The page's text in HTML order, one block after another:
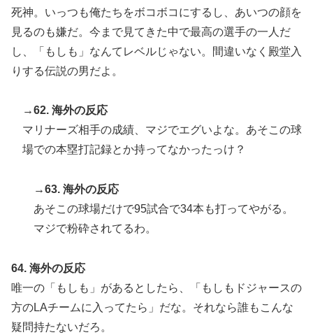
死神。いっつも俺たちをボコボコにするし、あいつの顔を
見るのも嫌だ。今まで見てきた中で最高の選手の一人だ
し、「もしも」なんてレベルじゃない。間違いなく殿堂入
りする伝説の男だよ。
→62. 海外の反応
マリナーズ相手の成績、マジでエグいよな。あそこの球
場での本塁打記録とか持ってなかったっけ？
→63. 海外の反応
あそこの球場だけで95試合で34本も打ってやがる。
マジで粉砕されてるわ。
64. 海外の反応
唯一の「もしも」があるとしたら、「もしもドジャースの
方のLAチームに入ってたら」だな。それなら誰もこんな
疑問持たないだろ。